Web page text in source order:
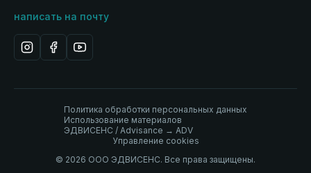
написать на почту
Политика обработки персональных данных
Использование материалов
ЭДВИСЕНС / Advisance → ADV
Управление cookies
© 2026 ООО ЭДВИСЕНС. Все права защищены.